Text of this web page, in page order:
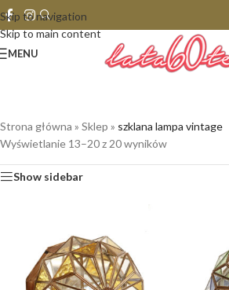
Skip to navigation
Skip to main content
MENU
Strona główna » Sklep » szklana lampa vintage
Wyświetlanie 13–20 z 20 wyników
Show sidebar